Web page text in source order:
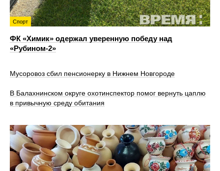
Спорт
ФК «Химик» одержал уверенную победу над
«Рубином‑2»
Мусоровоз сбил пенсионерку в Нижнем Новгороде
В Балахнинском округе охотинспектор помог вернуть цаплю
в привычную среду обитания